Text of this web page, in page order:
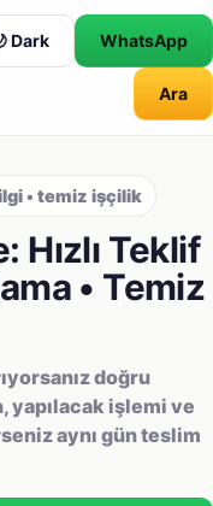
OTO
Dark WhatsApp
Ara
• temiz işçilik
Hızlı Teklif
• Temiz
doğru
işlemi ve
aynı gün teslim